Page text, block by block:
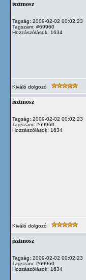
isztmosz
Tagság: 2009-02-02 00:02:23
Tagszám: #69960
Hozzászólások: 1634
Kiváló dolgozó
isztmosz
Tagság: 2009-02-02 00:02:23
Tagszám: #69960
Hozzászólások: 1634
Kiváló dolgozó
isztmosz
Tagság: 2009-02-02 00:02:23
Tagszám: #69960
Hozzászólások: 1634